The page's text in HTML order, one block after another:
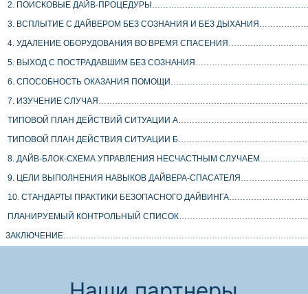
2. ПОИСКОВЫЕ ДАЙВ-
3. ВСПЛЫТИЕ С ДАЙВЕРОМ БЕЗ СОЗНАНИЯ И БЕЗ
4. УДАЛЕНИЕ ОБОРУДОВАНИЯ ВО ВРЕМЯ
5. ВЫХОД С ПОСТРАДАВШИМ БЕЗ
6. СПОСОБНОСТЬ ОКАЗАНИЯ
7. ИЗУЧЕНИЕ
ТИПОВОЙ ПЛАН ДЕЙСТВИЙ СИТУАЦИИ
ТИПОВОЙ ПЛАН ДЕЙСТВИЯ СИТУАЦИИ
8. ДАЙВ-БЛОК-СХЕМА УПРАВЛЕНИЯ НЕСЧАСТНЫМ
9. ЦЕЛИ ВЫПОЛНЕНИЯ НАВЫКОВ ДАЙВЕРА-
10. СТАНДАРТЫ ПРАКТИКИ БЕЗОПАСНОГО
ПЛАНИРУЕМЫЙ КОНТРОЛЬНЫЙ